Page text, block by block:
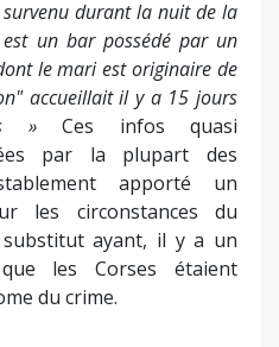
durant la nuit de la
est un bar possédé par un
le mari est originaire de
accueillait il y a 15 jours
» Ces infos quasi
par la plupart des
apporté un
les circonstances du
ayant, il y a un
les Corses étaient
du crime.